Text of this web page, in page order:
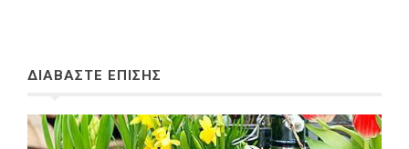
ΔΙΑΒΑΣΤΕ ΕΠΙΣΗΣ